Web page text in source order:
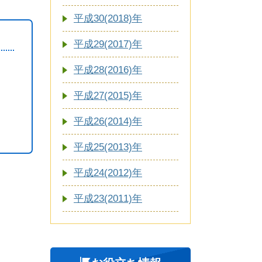
平成30(2018)年
平成29(2017)年
平成28(2016)年
平成27(2015)年
平成26(2014)年
平成25(2013)年
平成24(2012)年
平成23(2011)年